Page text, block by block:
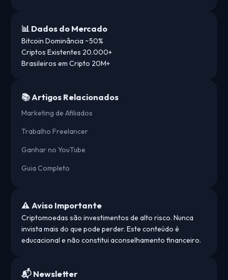
📊 Dados do Mercado
Bitcoin Dominância ~50%
Criptos Existentes 20.000+
Brasileiros em Cripto 20M+
📚 Artigos Relacionados
Marketing de Afiliados
Trabalho Freelancer
Ganhar no YouTube
Guia Completo
⚠️ Aviso Importante
Criptomoedas são investimentos de alto risco. Nunca
invista mais do que pode perder. Este conteúdo é
educacional e não constitui aconselhamento financeiro.
📬 Newsletter